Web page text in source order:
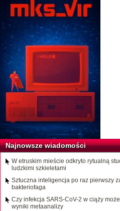
Najnowsze wiadomości
W etruskim mieście odkryto rytualną
ludzkimi szkieletami
Sztuczna inteligencja po raz pierwszy
bakteriofaga
Czy infekcja SARS-CoV-2 w ciąży
wyniki metaanalizy